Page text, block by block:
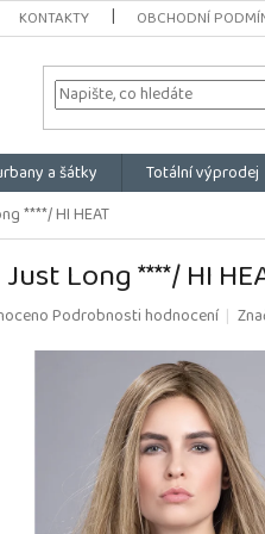
KONTAKTY OBCHODNÍ
a šátky Totální výprodej
****/ HI HEAT
Long ****/ HI
Podrobnosti hodnocení